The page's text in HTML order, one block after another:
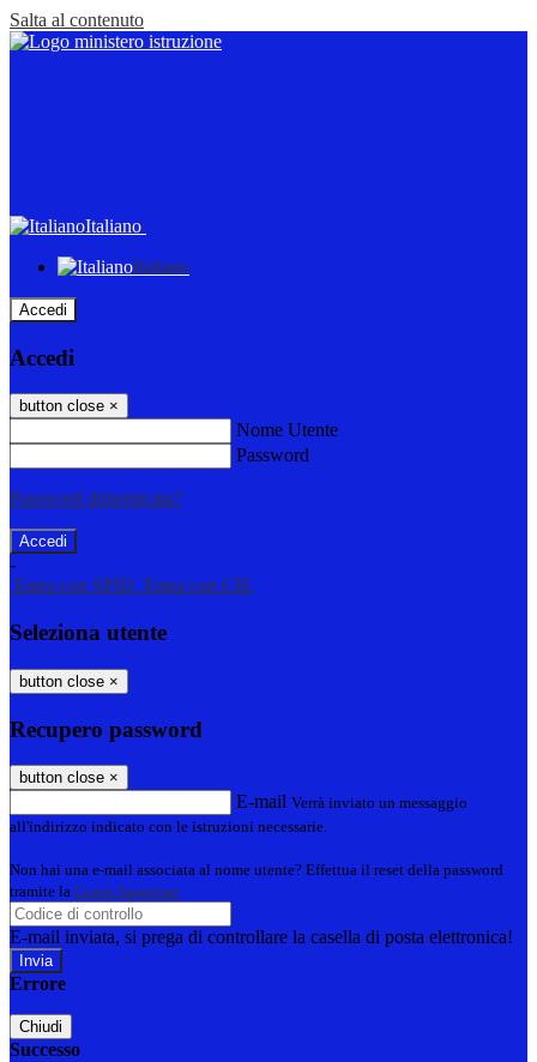
Salta al contenuto
Italiano
Italiano
Accedi
Accedi
button close ×
Nome Utente
Password
Password dimenticata?
-
Entra con SPID Entra con CIE
Seleziona utente
button close ×
Recupero password
button close ×
E-mail Verrà inviato un messaggio
all'indirizzo indicato con le istruzioni necessarie.
Non hai una e-mail associata al nome utente? Effettua il reset della password
tramite la Login Spaggiari
E-mail inviata, si prega di controllare la casella di posta elettronica!
Errore
Chiudi
Successo